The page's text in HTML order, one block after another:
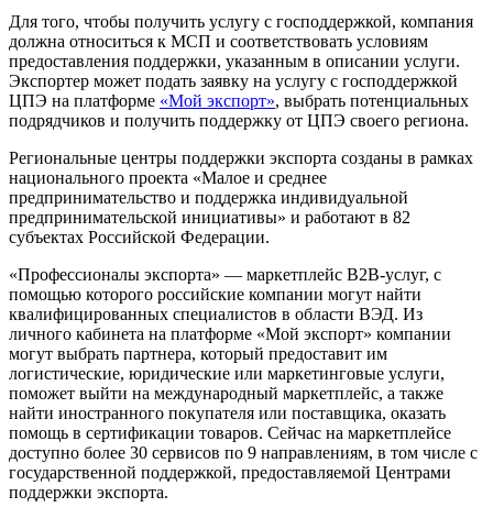
Для того, чтобы получить услугу с господдержкой, компания
должна относиться к МСП и соответствовать условиям
предоставления поддержки, указанным в описании услуги.
Экспортер может подать заявку на услугу с господдержкой
ЦПЭ на платформе «Мой экспорт», выбрать потенциальных
подрядчиков и получить поддержку от ЦПЭ своего региона.
Региональные центры поддержки экспорта созданы в рамках
национального проекта «Малое и среднее
предпринимательство и поддержка индивидуальной
предпринимательской инициативы» и работают в 82
субъектах Российской Федерации.
«Профессионалы экспорта» — маркетплейс B2B-услуг, с
помощью которого российские компании могут найти
квалифицированных специалистов в области ВЭД. Из
личного кабинета на платформе «Мой экспорт» компании
могут выбрать партнера, который предоставит им
логистические, юридические или маркетинговые услуги,
поможет выйти на международный маркетплейс, а также
найти иностранного покупателя или поставщика, оказать
помощь в сертификации товаров. Сейчас на маркетплейсе
доступно более 30 сервисов по 9 направлениям, в том числе с
государственной поддержкой, предоставляемой Центрами
поддержки экспорта.